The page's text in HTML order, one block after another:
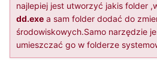
najlepiej jest utworzyć jakis folder
dd.exe a sam folder dodać do
środowiskowych.Samo narzędzie
umieszczać go w folderze